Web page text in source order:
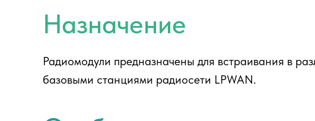
Назначение
Радиомодули предназначены для встраивания в
базовыми станциями радиосети LPWAN.